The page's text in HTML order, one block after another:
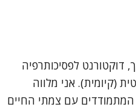
דוקטורנט לפסיכותרפיה
(קיומית). אני מלווה
המתמודדים עם צמתי החיים